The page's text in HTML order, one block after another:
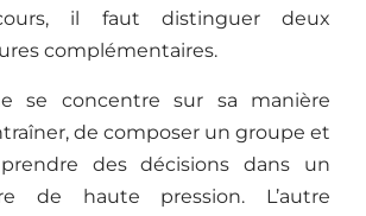
il faut distinguer deux
complémentaires.
se concentre sur sa manière
de composer un groupe et
des décisions dans un
de haute pression. L’autre